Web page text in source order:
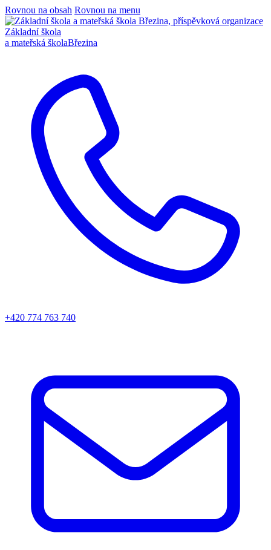
Rovnou na obsah Rovnou na menu
Základní škola
a mateřská školaBřezina
+420 774 763 740